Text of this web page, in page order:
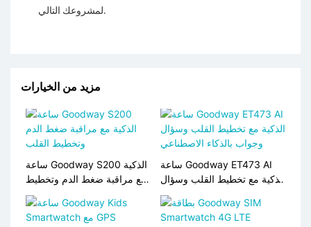
لمشروعك التالي.
مزيد من الخيارات
ساعة Goodway S200 الذكية
مع مراقبة ضغط الدم وتخطيط
القلب
ساعة Goodway ET473 AI
الذكية مع تخطيط القلب وسؤال
وجواب بالذكاء الاصطناعي